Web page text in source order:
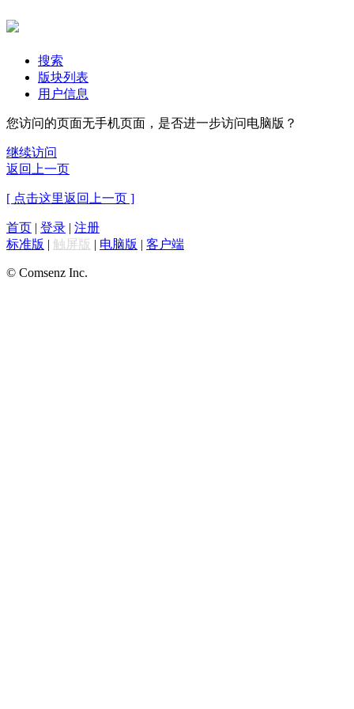
搜索
版块列表
用户信息
您访问的页面无手机页面，是否进一步访问电脑版？
继续访问
返回上一页
[ 点击这里返回上一页 ]
首页 | 登录 | 注册
标准版 | 触屏版 | 电脑版 | 客户端
© Comsenz Inc.